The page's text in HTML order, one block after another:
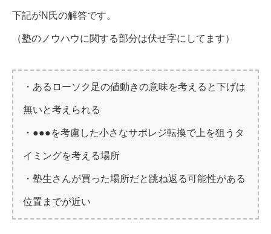
下記がN氏の解答です。
（塾のノウハウに関する部分は伏せ字にしてます）
・あるローソク足の値動きの意味を考えると下げは
無いと考えられる
・●●●を考慮した小さなサポレジ転換で上を狙うタ
イミングを考える場所
・塾生さんが買った場所だと跳ね返る可能性がある
位置までが近い